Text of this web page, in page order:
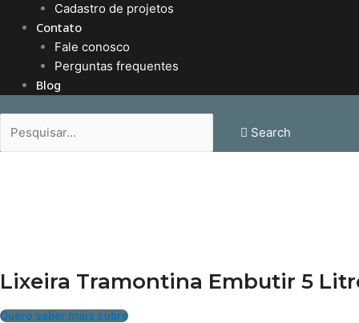
Cadastro de projetos
Contato
Fale conosco
Perguntas frequentes
Blog
Search
Lixeira Tramontina Embutir 5
Quero saber mais sobre